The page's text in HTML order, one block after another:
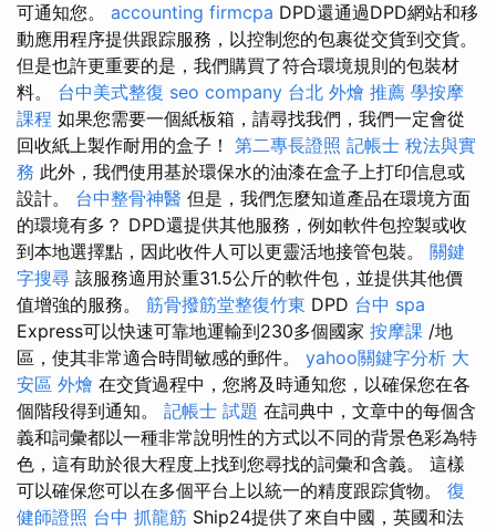
可通知您。 accounting firmcpa DPD還通過DPD網站和移
動應用程序提供跟踪服務，以控制您的包裹從交貨到交貨。
但是也許更重要的是，我們購買了符合環境規則的包裝材
料。 台中美式整復 seo company 台北 外燴 推薦 學按摩
課程 如果您需要一個紙板箱，請尋找我們，我們一定會從
回收紙上製作耐用的盒子！ 第二專長證照 記帳士 稅法與實
務 此外，我們使用基於環保水的油漆在盒子上打印信息或
設計。 台中整骨神醫 但是，我們怎麼知道產品在環境方面
的環境有多？ DPD還提供其他服務，例如軟件包控製或收
到本地選擇點，因此收件人可以更靈活地接管包裝。 關鍵
字搜尋 該服務適用於重31.5公斤的軟件包，並提供其他價
值增強的服務。 筋骨撥筋堂整復竹東 DPD 台中 spa
Express可以快速可靠地運輸到230多個國家 按摩課 /地
區，使其非常適合時間敏感的郵件。 yahoo關鍵字分析 大
安區 外燴 在交貨過程中，您將及時通知您，以確保您在各
個階段得到通知。 記帳士 試題 在詞典中，文章中的每個含
義和詞彙都以一種非常說明性的方式以不同的背景色彩為特
色，這有助於很大程度上找到您尋找的詞彙和含義。 這樣
可以確保您可以在多個平台上以統一的精度跟踪貨物。 復
健師證照 台中 抓龍筋 Ship24提供了來自中國，英國和法